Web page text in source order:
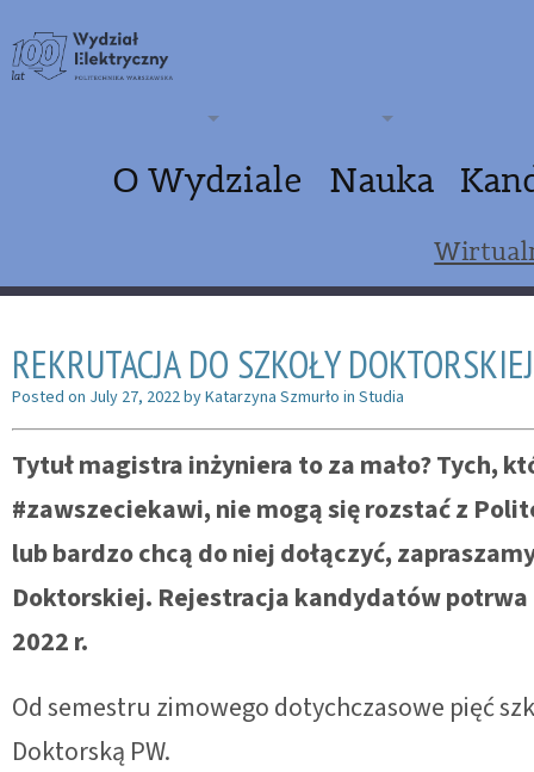
O Wydziale Nauka
REKRUTACJA DO SZKOŁY
Posted on July 27, 2022byKatarzyna Szmurło in Studia
Tytuł magistra inżyniera to za mało? Tych,
#zawszeciekawi, nie mogą się rozstać z
lub bardzo chcą do niej dołączyć,
Doktorskiej. Rejestracja kandydatów potrwa
2022 r.
Od semestru zimowego dotychczasowe pięć
Doktorską PW.